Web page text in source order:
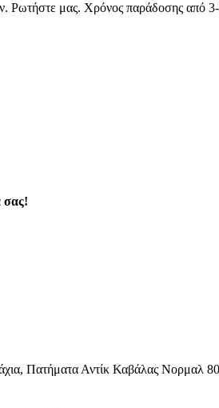
Ρωτήστε μας. Χρόνος παράδοσης από
σας!
Πατήματα Αντίκ Καβάλας Νορμαλ 80